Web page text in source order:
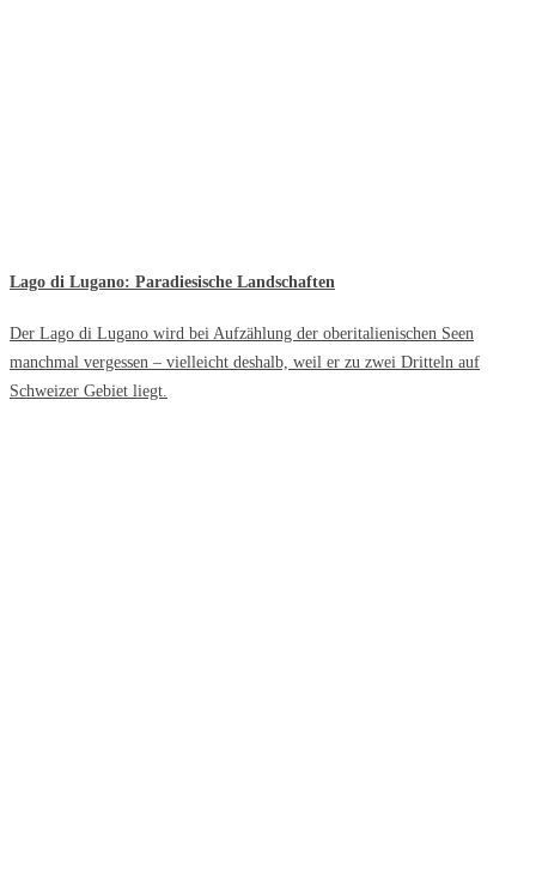
Lago di Lugano: Paradiesische Landschaften
Der Lago di Lugano wird bei Aufzählung der oberitalienischen Seen
manchmal vergessen – vielleicht deshalb, weil er zu zwei Dritteln auf
Schweizer Gebiet liegt.